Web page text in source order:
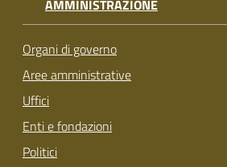
AMMINISTRAZIONE
Organi di governo
Aree amministrative
Uffici
Enti e fondazioni
Politici